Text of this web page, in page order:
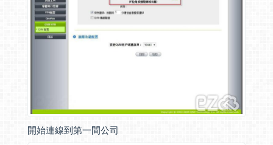
開始連線到第一間公司